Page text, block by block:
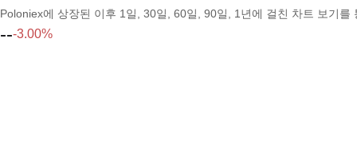
Poloniex에 상장된 이후 1일, 30일, 60일, 90일, 1년에 걸친 차트 보기
---3.00%